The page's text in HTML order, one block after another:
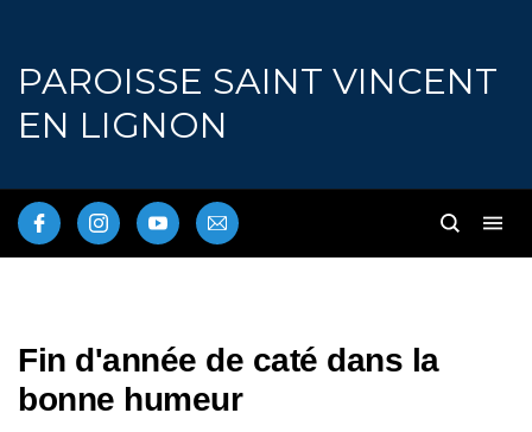
PAROISSE SAINT VINCENT
EN LIGNON
Fin d'année de caté dans la
bonne humeur